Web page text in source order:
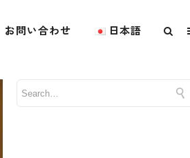
お問い合わせ 日本語